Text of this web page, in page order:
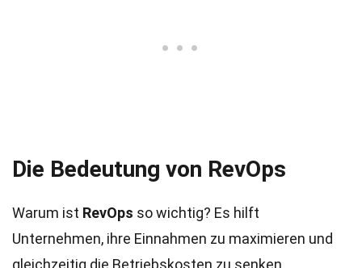
Die Bedeutung von RevOps
Warum ist RevOps so wichtig? Es hilft
Unternehmen, ihre Einnahmen zu maximieren und
gleichzeitig die Betriebskosten zu senken.